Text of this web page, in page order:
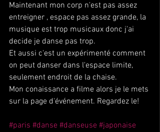
Maintenant mon corp n'est pas assez
entreigner , espace pas assez grande, la
musique est trop musicaux donc j'ai
decide je danse pas trop.
Et aussi c'est un expérimenté comment
on peut danser dans l'espace limite,
seulement endroit de la chaise.
Mon conaissance a filme alors je le mets
sur la page d'événement. Regardez le!
#paris #danse #danseuse #japonaise